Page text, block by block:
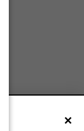
✕